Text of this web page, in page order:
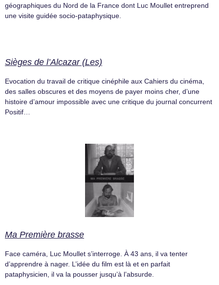
géographiques du Nord de la France dont Luc Moullet entreprend
une visite guidée socio-pataphysique.
Sièges de l’Alcazar (Les)
Evocation du travail de critique cinéphile aux Cahiers du cinéma,
des salles obscures et des moyens de payer moins cher, d’une
histoire d’amour impossible avec une critique du journal concurrent
Positif…
Ma Première brasse
Face caméra, Luc Moullet s’interroge. À 43 ans, il va tenter
d’apprendre à nager. L’idée du film est là et en parfait
pataphysicien, il va la pousser jusqu’à l’absurde.